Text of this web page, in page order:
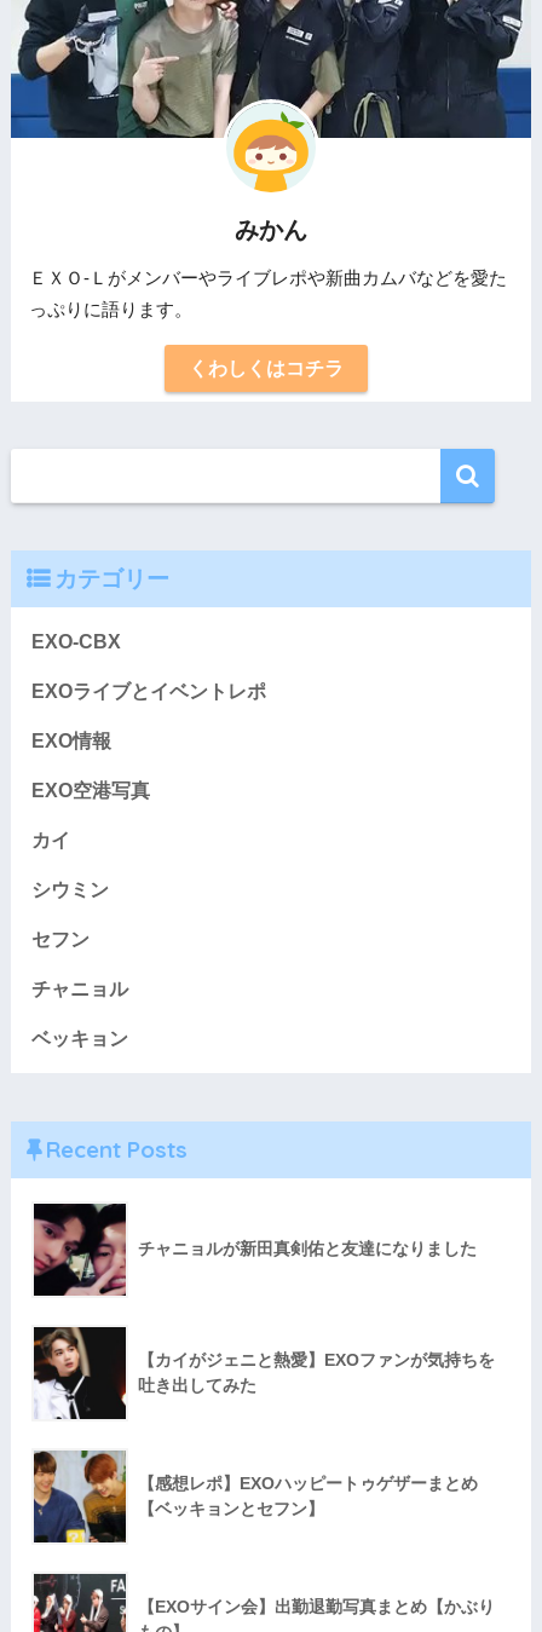
みかん
ＥＸＯ-Ｌがメンバーやライブレポや新曲カムバなどを愛た
っぷりに語ります。
くわしくはコチラ
カテゴリー
EXO-CBX
EXOライブとイベントレポ
EXO情報
EXO空港写真
カイ
シウミン
セフン
チャニョル
ベッキョン
Recent Posts
チャニョルが新田真剣佑と友達になりました
【カイがジェニと熱愛】EXOファンが気持ちを
吐き出してみた
【感想レポ】EXOハッピートゥゲザーまとめ
【ベッキョンとセフン】
【EXOサイン会】出勤退勤写真まとめ【かぶり